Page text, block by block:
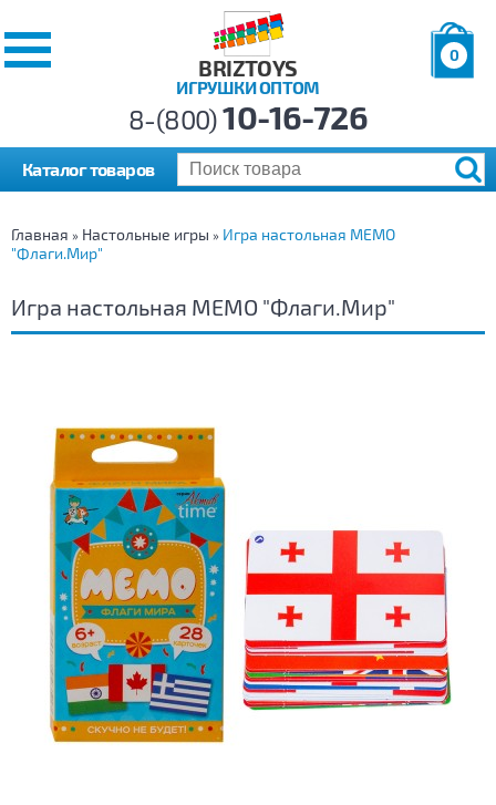
BRIZTOYS
ИГРУШКИ ОПТОМ
0
р.
8-(800)10-16-726
Каталог товаров
Главная » Настольные игры » Игра настольная МЕМО
"Флаги.Мир"
Игра настольная МЕМО "Флаги.Мир"